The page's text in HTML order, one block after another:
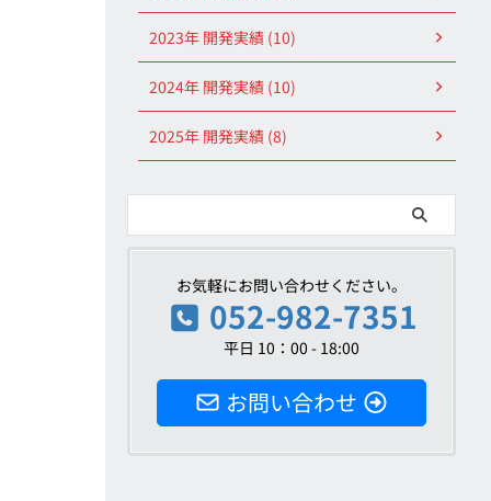
2023年 開発実績 (10)
2024年 開発実績 (10)
2025年 開発実績 (8)
お気軽にお問い合わせください。
052-982-7351
平日 10：00 - 18:00
お問い合わせ